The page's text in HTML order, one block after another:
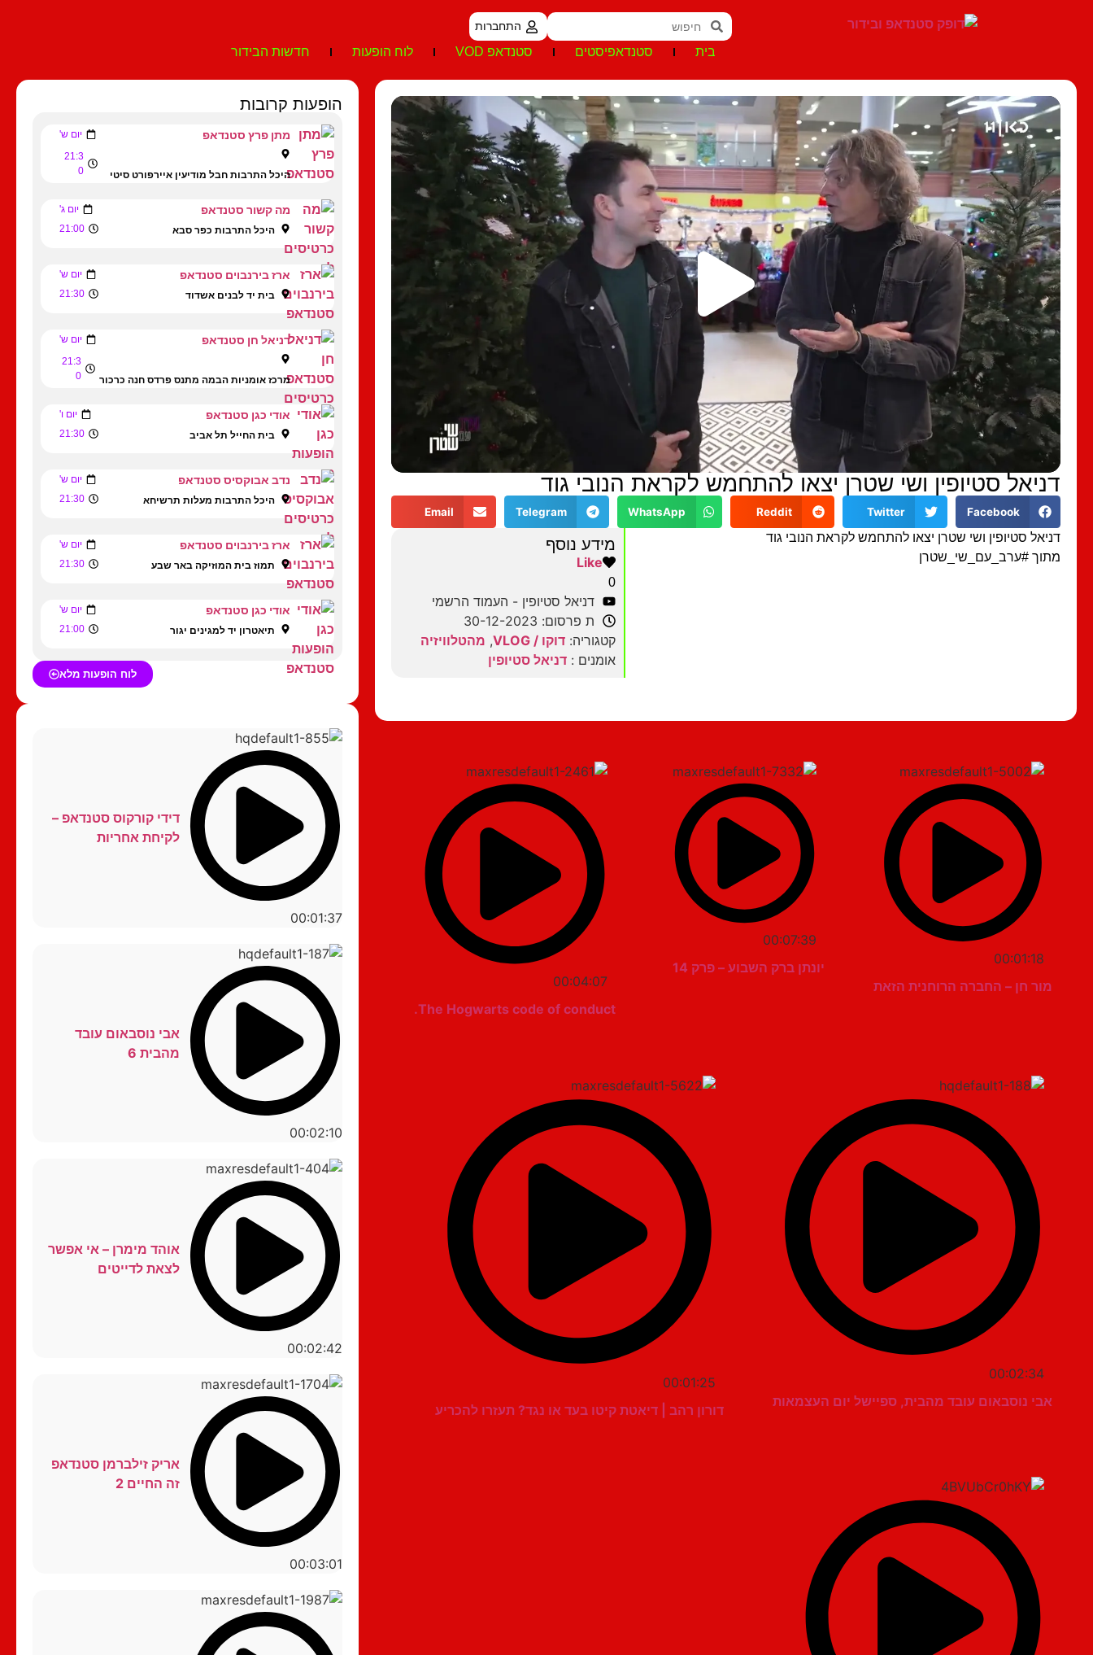
התחברות
בית סטנדאפיסטים סטנדאפ VOD לוח הופעות חדשות הבידור
דניאל סטיופין ושי שטרן יצאו להתחמש לקראת הנובי גוד
Facebook
Twitter
Reddit
WhatsApp
Telegram
Email
דניאל סטיופין ושי שטרן יצאו להתחמש לקראת הנובי גוד
מתוך #ערב_עם_שי_שטרן
מידע נוסף
Like
0
דניאל סטיופין - העמוד הרשמי
ת פרסום: 30-12-2023
קטגוריה: דוקו / VLOG , מהטלוויזיה
אומנים : דניאל סטיופין
00:01:18
מור חן – החברה הרוחנית הזאת
00:07:39
יונתן ברק השבוע – פרק 14
00:04:07
The Hogwarts code of conduct.
00:02:34
אבי נוסבאום עובד מהבית, ספיישל יום העצמאות
00:01:25
דורון רהב | דיאטת קיטו בעד או נגד? תעזרו להכריע
הופעות קרובות
מתן פרץ סטנדאפ יום ש'
היכל התרבות חבל מודיעין איירפורט סיטי
21:3
0
מה קשור סטנדאפ יום ג'
היכל התרבות כפר סבא 21:00
ארז בירנבוים סטנדאפ יום ש'
בית יד לבנים אשדוד 21:30
דניאל חן סטנדאפ יום ש'
מרכז אומניות הבמה מתנס פרדס חנה כרכור
21:3
0
אודי כגן סטנדאפ יום ו'
בית החייל תל אביב 21:30
נדב אבוקסיס סטנדאפ יום ש'
היכל התרבות מעלות תרשיחא 21:30
ארז בירנבוים סטנדאפ יום ש'
תמוז בית המוזיקה באר שבע 21:30
אודי כגן סטנדאפ יום ש'
תיאטרון יד למגינים יגור 21:00
לוח הופעות מלא
00:01:37
דידי קורקוס סטנדאפ –
לקיחת אחריות
00:02:10
אבי נוסבאום עובד
מהבית 6
00:02:42
אוהד מימרן – אי אפשר
לצאת לדייטים
00:03:01
אריק זילברמן סטנדאפ
זה החיים 2